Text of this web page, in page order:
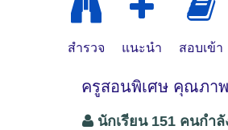
สำรวจ แนะนำ สอบเข้า
ครูสอนพิเศษ คุณภา
นักเรียน 151 คนกำ